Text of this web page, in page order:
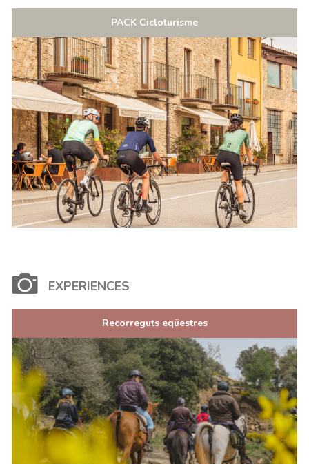
PACK Cicloturisme
EXPERIENCES
Recorreguts eqüestres